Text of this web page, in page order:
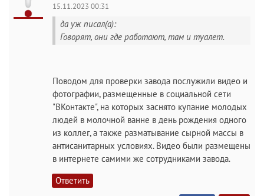
15.11.2023 00:31
да уж писал(а):
Говорят, они где работают, там и туалет.
Поводом для проверки завода послужили видео и
фотографии, размещенные в социальной сети
"ВКонтакте", на которых заснято купание молодых
людей в молочной ванне в день рождения одного
из коллег, а также разматывание сырной массы в
антисанитарных условиях. Видео были размещены
в интернете самими же сотрудниками завода.
Ответить